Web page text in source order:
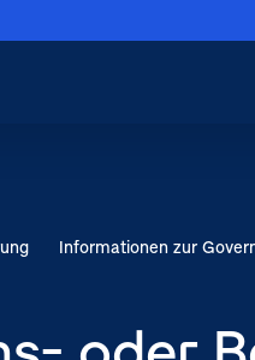
Informationen zur